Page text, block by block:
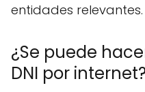
entidades relevantes.
¿Se puede
DNI por